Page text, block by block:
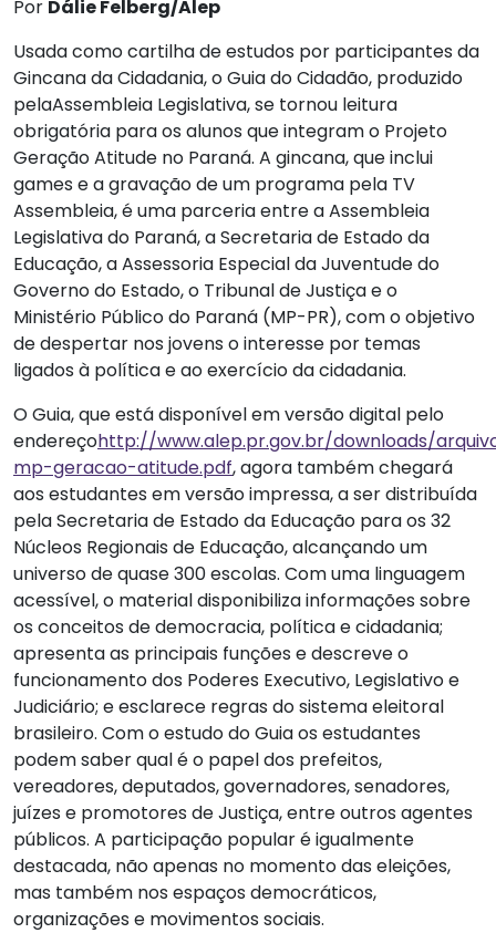
Por Dálie Felberg/Alep
Usada como cartilha de estudos por participantes da
Gincana da Cidadania, o Guia do Cidadão, produzido
pelaAssembleia Legislativa, se tornou leitura
obrigatória para os alunos que integram o Projeto
Geração Atitude no Paraná. A gincana, que inclui
games e a gravação de um programa pela TV
Assembleia, é uma parceria entre a Assembleia
Legislativa do Paraná, a Secretaria de Estado da
Educação, a Assessoria Especial da Juventude do
Governo do Estado, o Tribunal de Justiça e o
Ministério Público do Paraná (MP-PR), com o objetivo
de despertar nos jovens o interesse por temas
ligados à política e ao exercício da cidadania.
O Guia, que está disponível em versão digital pelo
endereçohttp://www.alep.pr.gov.br/downloads/
mp-geracao-atitude.pdf, agora também chegará
aos estudantes em versão impressa, a ser distribuída
pela Secretaria de Estado da Educação para os 32
Núcleos Regionais de Educação, alcançando um
universo de quase 300 escolas. Com uma linguagem
acessível, o material disponibiliza informações sobre
os conceitos de democracia, política e cidadania;
apresenta as principais funções e descreve o
funcionamento dos Poderes Executivo, Legislativo e
Judiciário; e esclarece regras do sistema eleitoral
brasileiro. Com o estudo do Guia os estudantes
podem saber qual é o papel dos prefeitos,
vereadores, deputados, governadores, senadores,
juízes e promotores de Justiça, entre outros agentes
públicos. A participação popular é igualmente
destacada, não apenas no momento das eleições,
mas também nos espaços democráticos,
organizações e movimentos sociais.